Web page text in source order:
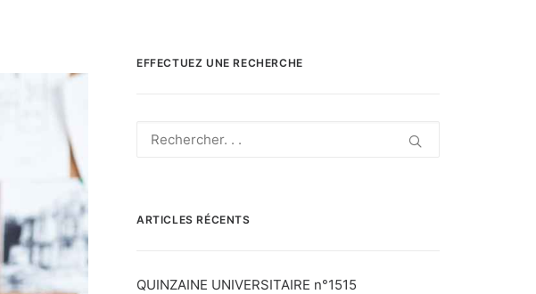
EFFECTUEZ UNE RECHERCHE
ARTICLES RÉCENTS
QUINZAINE UNIVERSITAIRE n°1515